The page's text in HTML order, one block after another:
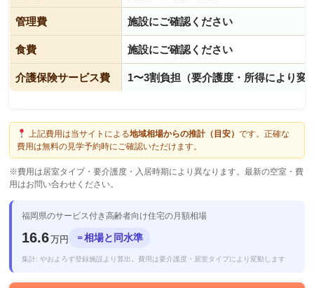
管理費 施設にご確認ください
食費 施設にご確認ください
介護保険サービス費 1〜3割負担（要介護度・所得により変
上記費用は当サイトによる地域相場からの推計（目安） です。正確な
費用は無料の見学予約時にご確認いただけます。
※費用は居室タイプ・要介護度・入居時期により異なります。最新の空室・費
用はお問い合わせください。
福岡県のサービス付き高齢者向け住宅の月額相場
16.6万円 ＝相場と同水準
集計: やおよろず登録施設より算出。費用は要介護度・居室タイプにより変動します